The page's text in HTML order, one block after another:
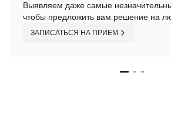
Выявляем даже самые
чтобы предложить вам решение на
ЗАПИСАТЬСЯ НА ПРИЕМ